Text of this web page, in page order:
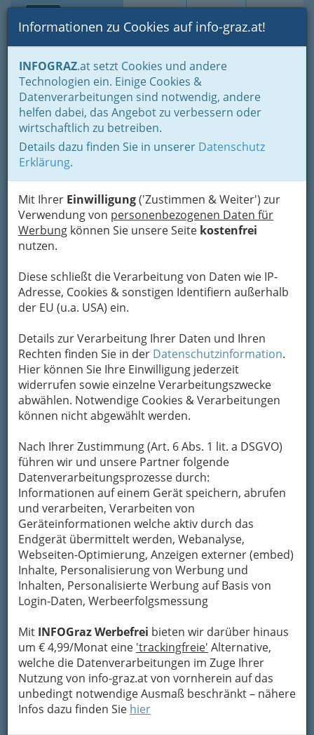
Suche Login Toggle
Informationen zu Cookies auf info-graz.at!
INFOGRAZ.at setzt Cookies und andere
Technologien ein. Einige Cookies &
Datenverarbeitungen sind notwendig, andere
helfen dabei, das Angebot zu verbessern oder
wirtschaftlich zu betreiben.
Details dazu finden Sie in unserer Datenschutz
Erklärung.
Mit Ihrer Einwilligung('Zustimmen & Weiter') zur
Verwendung von personenbezogenen Daten für
Werbung können Sie unsere Seite kostenfrei
nutzen.
Diese schließt die Verarbeitung von Daten wie IP-
Adresse, Cookies & sonstigen Identifiern außerhalb
der EU (u.a. USA) ein.
Details zur Verarbeitung Ihrer Daten und Ihren
Rechten finden Sie in der Datenschutzinformation.
Hier können Sie Ihre Einwilligung jederzeit
widerrufen sowie einzelne Verarbeitungszwecke
abwählen. Notwendige Cookies & Verarbeitungen
können nicht abgewählt werden.
Nach Ihrer Zustimmung (Art. 6 Abs. 1 lit. a DSGVO)
führen wir und unsere Partner folgende
Datenverarbeitungsprozesse durch:
Informationen auf einem Gerät speichern, abrufen
und verarbeiten, Verarbeiten von
Geräteinformationen welche aktiv durch das
Endgerät übermittelt werden, Webanalyse,
Webseiten-Optimierung, Anzeigen externer (embed)
Inhalte, Personalisierung von Werbung und
Inhalten, Personalisierte Werbung auf Basis von
Login-Daten, Werbeerfolgsmessung
Mit INFOGraz Werbefrei bieten wir darüber hinaus
um € 4,99/Monat eine 'trackingfreie' Alternative,
welche die Datenverarbeitungen im Zuge Ihrer
Nutzung von info-graz.at von vornherein auf das
unbedingt notwendige Ausmaß beschränkt – nähere
Infos dazu finden Sie hier
Home Branchen
Gewerbe, Handwerk, Banken
Gewerbe & Handwerk, Gliederung der WKO
Innung der ‚Sanitärtechniker Heizungstechniker und
Lüftungstechniker‘
Service, Wartung und Überprüfung von Öl- und Gasbrennern
Energieoptimierung Zieserl
GmbH
St.-Peter-Hauptstraße 114, 8042 Graz-St.Peter
+43 316 483 820
+43 316 438 820-3
+43 664 928 00 00
Karte
Adresse mit Google Maps anschauen
Kontaktaufnahme
Um die Info-Graz Firmen vor Spam-Mails zu
Übermittlung Ihrer Nachricht ein sicheres
Formular. Ihre Nachricht wird nach dem
Absenden umgehend per Mail an das
Unternehmen Energieoptimierung Zieserl
GmbH weitergeleitet.
Mein Name
Meine Email Adresse
Mein Betreff
Meine Nachricht